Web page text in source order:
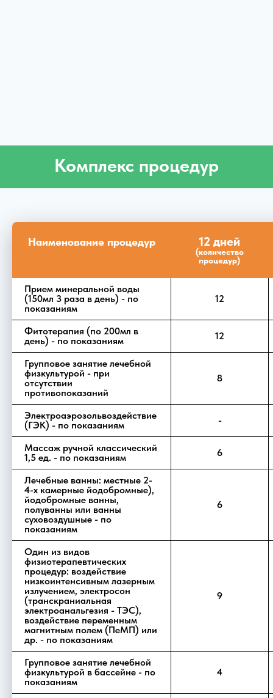
Комплекс процедур
Наименование процедур 12 дней
(количество
процедур)
Прием минеральной воды
(150мл 3 раза в день) - по
показаниям
12
Фитотерапия (по 200мл в
день) - по показаниям
12
Групповое занятие лечебной
физкультурой - при
отсутствии
противопоказаний
8
Электроаэрозольвоздействие
(ГЭК) - по показаниям
-
Массаж ручной классический
1,5 ед. - по показаниям
6
Лечебные ванны: местные 2-
4-х камерные йодобромные),
йодобромные ванны,
полуванны или ванны
суховоздушные - по
показаниям
6
Один из видов
физиотерапевтических
процедур: воздействие
низкоинтенсивным лазерным
излучением, электросон
(транскраниальная
электроанальгезия - ТЭС),
воздействие переменным
магнитным полем (ПеМП) или
др. - по показаниям
9
Групповое занятие лечебной
физкультурой в бассейне - по
показаниям
4